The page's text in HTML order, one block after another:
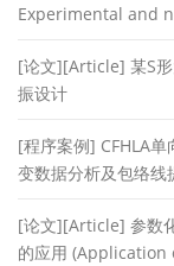
Experimental and
[论文][Article] 某S
振设计
[程序案例] CFHLA
变数据分析及包络线
[论文][Article] 参数
的应用